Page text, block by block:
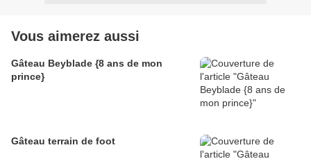
Vous aimerez aussi
Gâteau Beyblade {8 ans de mon
prince}
Gâteau terrain de foot